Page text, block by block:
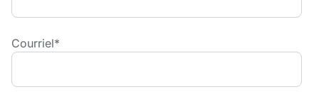
Courriel*